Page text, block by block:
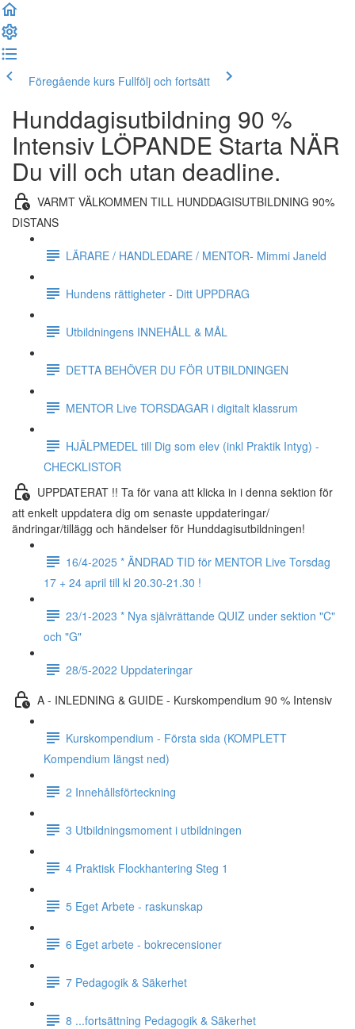
Föregående kurs Fullfölj och fortsätt
Hunddagisutbildning 90 %
Intensiv LÖPANDE Starta NÄR
Du vill och utan deadline.
VARMT VÄLKOMMEN TILL HUNDDAGISUTBILDNING 90%
DISTANS
LÄRARE / HANDLEDARE / MENTOR- Mimmi Janeld
Hundens rättigheter - Ditt UPPDRAG
Utbildningens INNEHÅLL & MÅL
DETTA BEHÖVER DU FÖR UTBILDNINGEN
MENTOR Live TORSDAGAR i digitalt klassrum
HJÄLPMEDEL till Dig som elev (inkl Praktik Intyg) -
CHECKLISTOR
UPPDATERAT !! Ta för vana att klicka in i denna sektion för
att enkelt uppdatera dig om senaste uppdateringar/
ändringar/tillägg och händelser för Hunddagisutbildningen!
16/4-2025 * ÄNDRAD TID för MENTOR Live Torsdag
17 + 24 april till kl 20.30-21.30 !
23/1-2023 * Nya självrättande QUIZ under sektion "C"
och "G"
28/5-2022 Uppdateringar
A - INLEDNING & GUIDE - Kurskompendium 90 % Intensiv
Kurskompendium - Första sida (KOMPLETT
Kompendium längst ned)
2 Innehållsförteckning
3 Utbildningsmoment i utbildningen
4 Praktisk Flockhantering Steg 1
5 Eget Arbete - raskunskap
6 Eget arbete - bokrecensioner
7 Pedagogik & Säkerhet
8 ...fortsättning Pedagogik & Säkerhet